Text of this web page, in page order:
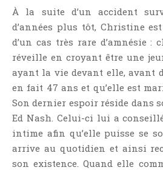
Coup De Coeur
Critiques Express
Dark Erotica
Dystopie
Epistolaire
Erotique
À la suite d’un accident
d’années plus tôt, Christine
d’un cas très rare d’amnésie :
réveille en croyant être une
ayant la vie devant elle, avant
en fait 47 ans et qu’elle est
Son dernier espoir réside dans
Ed Nash. Celui-ci lui a
intime afin qu’elle puisse se
arrive au quotidien et ainsi
son existence. Quand elle